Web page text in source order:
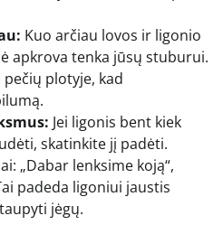
Kuo arčiau lovos ir ligonio
apkrova tenka jūsų stuburui.
plotyje, kad
Jei ligonis bent kiek
skatinkite jį padėti.
„Dabar lenksime koją“,
padeda ligoniui jaustis
jėgų.